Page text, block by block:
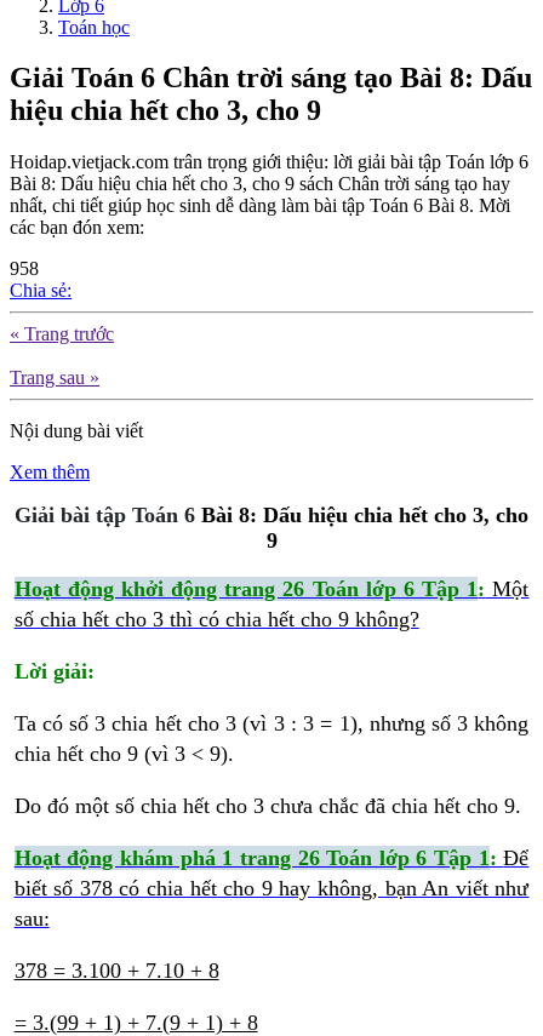
Lớp 6
Toán học
Giải Toán 6 Chân trời sáng tạo Bài 8: Dấu
hiệu chia hết cho 3, cho 9
Hoidap.vietjack.com trân trọng giới thiệu: lời giải bài tập Toán lớp 6
Bài 8: Dấu hiệu chia hết cho 3, cho 9 sách Chân trời sáng tạo hay
nhất, chi tiết giúp học sinh dễ dàng làm bài tập Toán 6 Bài 8. Mời
các bạn đón xem:
958
Chia sẻ:
« Trang trước
Trang sau »
Nội dung bài viết
Xem thêm
Giải bài tập Toán 6 Bài 8: Dấu hiệu chia hết cho 3, cho
9
Hoạt động khởi động trang 26 Toán lớp 6 Tập 1: Một
số chia hết cho 3 thì có chia hết cho 9 không?
Lời giải:
Ta có số 3 chia hết cho 3 (vì 3 : 3 = 1), nhưng số 3 không
chia hết cho 9 (vì 3 < 9).
Do đó một số chia hết cho 3 chưa chắc đã chia hết cho 9.
Hoạt động khám phá 1 trang 26 Toán lớp 6 Tập 1:Để
biết số 378 có chia hết cho 9 hay không, bạn An viết như
sau:
378 = 3.100 + 7.10 + 8
= 3.(99 + 1) + 7.(9 + 1) + 8